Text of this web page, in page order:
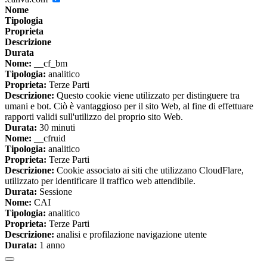
Nome
Tipologia
Proprieta
Descrizione
Durata
Nome: __cf_bm
Tipologia: analitico
Proprieta: Terze Parti
Descrizione: Questo cookie viene utilizzato per distinguere tra
umani e bot. Ciò è vantaggioso per il sito Web, al fine di effettuare
rapporti validi sull'utilizzo del proprio sito Web.
Durata: 30 minuti
Nome: __cfruid
Tipologia: analitico
Proprieta: Terze Parti
Descrizione: Cookie associato ai siti che utilizzano CloudFlare,
utilizzato per identificare il traffico web attendibile.
Durata: Sessione
Nome: CAI
Tipologia: analitico
Proprieta: Terze Parti
Descrizione: analisi e profilazione navigazione utente
Durata: 1 anno